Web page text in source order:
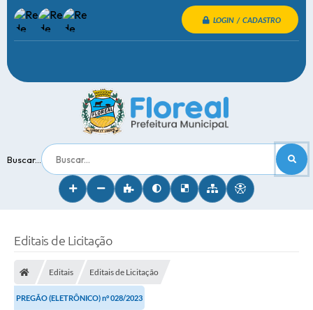
LOGIN / CADASTRO
Buscar...
Editais de Licitação
Editais Editais de Licitação
PREGÃO (ELETRÔNICO) n° 028/2023